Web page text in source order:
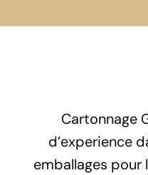
Cartonnage
d’experience
emballages pour